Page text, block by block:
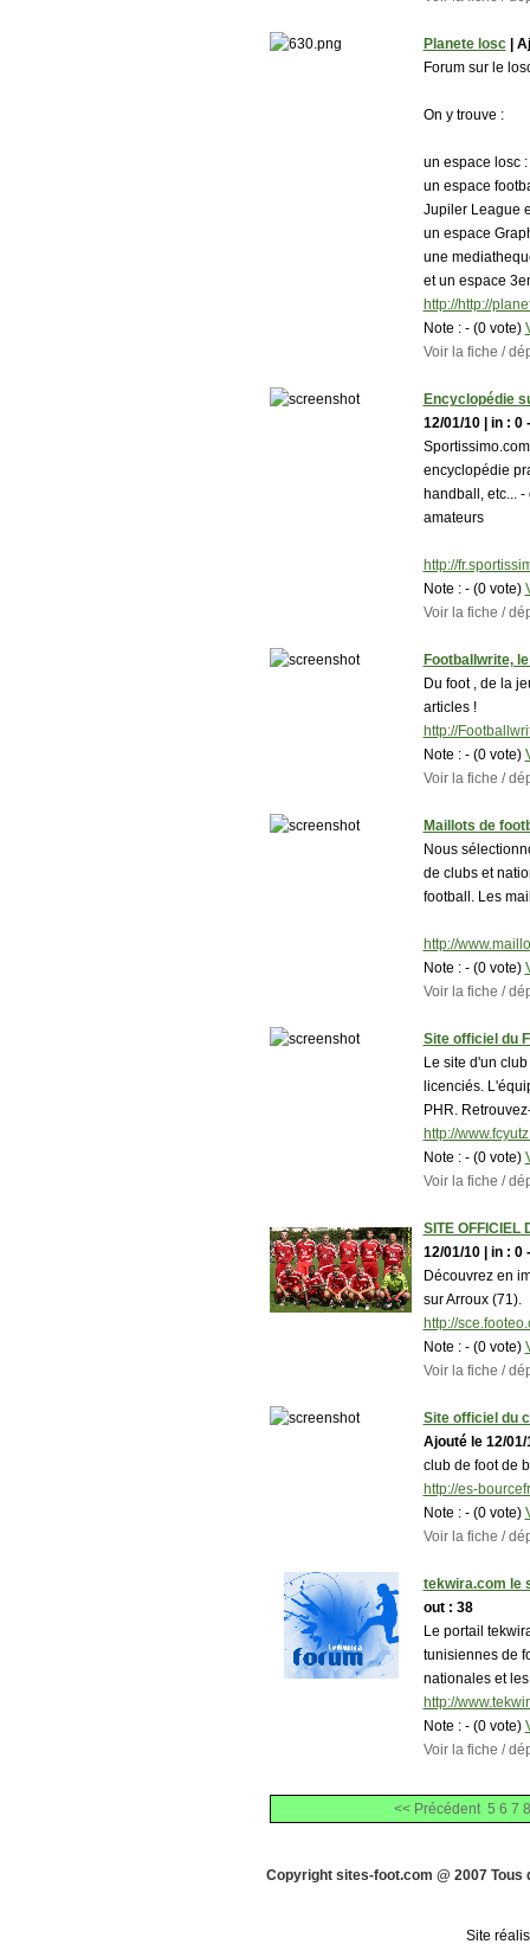
Planete losc|
Forum sur le
On y trouve :
un espace losc
un espace
Jupiler League
un espace
une
et un espace
http://http://
Note : - (0 vote)
Voir la fiche /
Encyclopédie
12/01/10 | in : 0
encyclopédie
handball, etc...
amateurs
http://
Note : - (0 vote)
Voir la fiche /
Footballwrite,
Du foot , de la
articles !
http://
Note : - (0 vote)
Voir la fiche /
Maillots de
Nous
de clubs et
football. Les
http://
Note : - (0 vote)
Voir la fiche /
Site officiel du
Le site d'un
licenciés.
PHR.
http://
Note : - (0 vote)
Voir la fiche /
SITE OFFICIEL
12/01/10 | in : 0
Découvrez en
sur Arroux (71).
http://
Note : - (0 vote)
Voir la fiche /
Site officiel du
Ajouté le 12/01/
club de foot de
http://es-
Note : - (0 vote)
Voir la fiche /
tekwira.com le
out : 38
Le portail
tunisiennes de
nationales et
http://
Note : - (0 vote)
Voir la fiche /
<< Précédent 5 6 7 8
Copyright sites-foot.com @ 2007
Site